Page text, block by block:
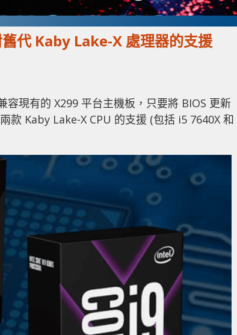
代 Kaby Lake-X 處理器的支援
現有的 X299 平台主機板，只要將 BIOS 更新
款 Kaby Lake-X CPU 的支援 (包括 i5 7640X 和